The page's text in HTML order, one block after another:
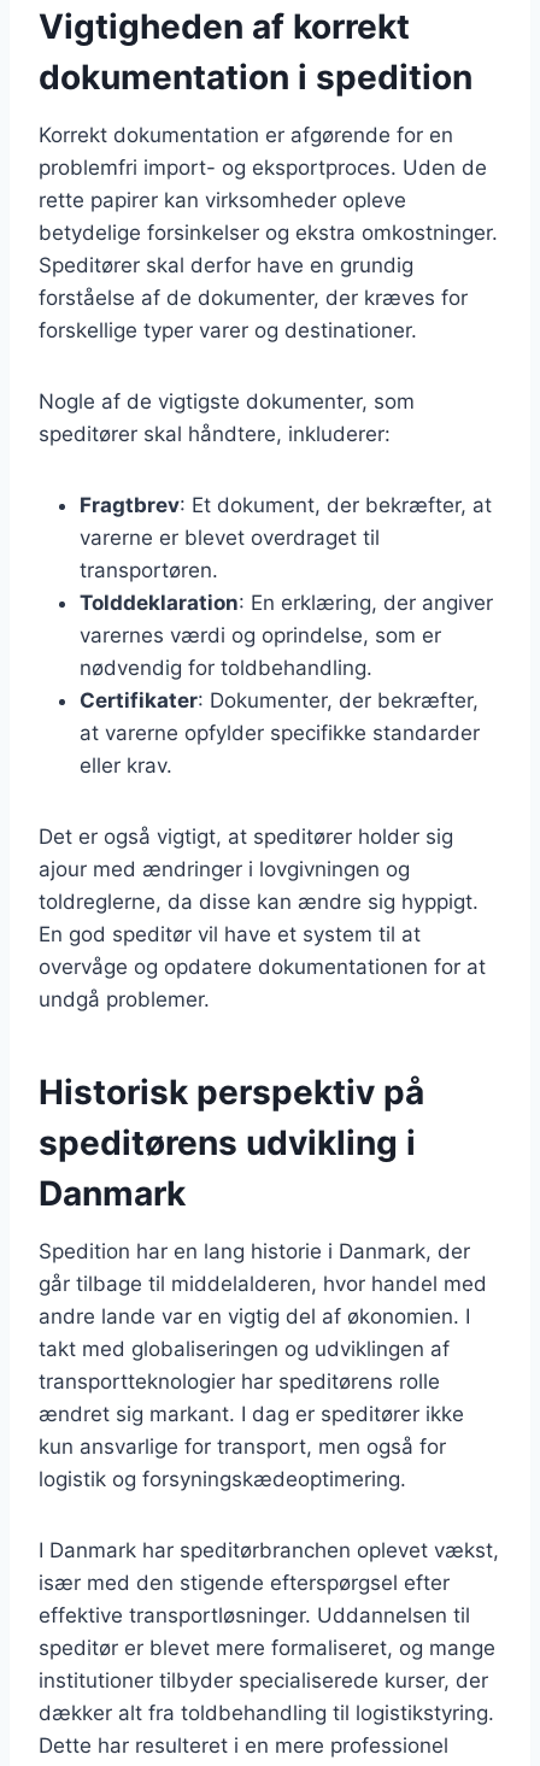
Vigtigheden af korrekt
dokumentation i spedition
Korrekt dokumentation er afgørende for en
problemfri import- og eksportproces. Uden de
rette papirer kan virksomheder opleve
betydelige forsinkelser og ekstra omkostninger.
Speditører skal derfor have en grundig
forståelse af de dokumenter, der kræves for
forskellige typer varer og destinationer.
Nogle af de vigtigste dokumenter, som
speditører skal håndtere, inkluderer:
Fragtbrev: Et dokument, der bekræfter, at
varerne er blevet overdraget til
transportøren.
Tolddeklaration: En erklæring, der angiver
varernes værdi og oprindelse, som er
nødvendig for toldbehandling.
Certifikater: Dokumenter, der bekræfter,
at varerne opfylder specifikke standarder
eller krav.
Det er også vigtigt, at speditører holder sig
ajour med ændringer i lovgivningen og
toldreglerne, da disse kan ændre sig hyppigt.
En god speditør vil have et system til at
overvåge og opdatere dokumentationen for at
undgå problemer.
Historisk perspektiv på
speditørens udvikling i
Danmark
Spedition har en lang historie i Danmark, der
går tilbage til middelalderen, hvor handel med
andre lande var en vigtig del af økonomien. I
takt med globaliseringen og udviklingen af
transportteknologier har speditørens rolle
ændret sig markant. I dag er speditører ikke
kun ansvarlige for transport, men også for
logistik og forsyningskædeoptimering.
I Danmark har speditørbranchen oplevet vækst,
især med den stigende efterspørgsel efter
effektive transportløsninger. Uddannelsen til
speditør er blevet mere formaliseret, og mange
institutioner tilbyder specialiserede kurser, der
dækker alt fra toldbehandling til logistikstyring.
Dette har resulteret i en mere professionel